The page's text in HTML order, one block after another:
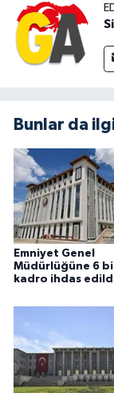
Bunlar da
Emniyet Genel
Müdürlüğüne 6
kadro ihdas